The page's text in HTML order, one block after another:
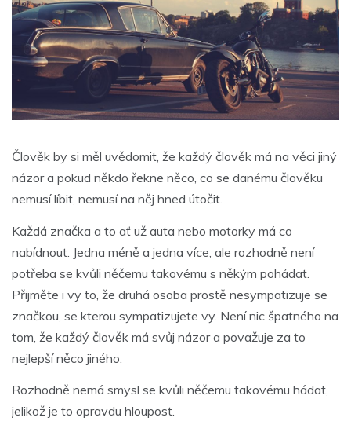
Člověk by si měl uvědomit, že každý člověk má na věci jiný
názor a pokud někdo řekne něco, co se danému člověku
nemusí líbit, nemusí na něj hned útočit.
Každá značka a to ať už auta nebo motorky má co
nabídnout. Jedna méně a jedna více, ale rozhodně není
potřeba se kvůli něčemu takovému s někým pohádat.
Přijměte i vy to, že druhá osoba prostě nesympatizuje se
značkou, se kterou sympatizujete vy. Není nic špatného na
tom, že každý člověk má svůj názor a považuje za to
nejlepší něco jiného.
Rozhodně nemá smysl se kvůli něčemu takovému hádat,
jelikož je to opravdu hloupost.